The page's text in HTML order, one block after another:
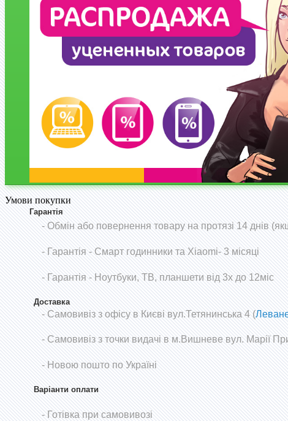
Умови покупки
Гарантія
- Обмін або повернення товару на протязі 14 днів
-Гарантія - Смарт годинники та Xiaomi- 3 місяці
- Гарантія - Ноутбуки, ТВ, планшети від 3х до 12міс
Доставка
- Самовивіз з офісу в Києві вул.Тетянинська 4 (
- Самовивіз з точки видачі в м.Вишневе вул. Марії
- Новою пошто по Україні
Варіанти оплати
- Готівка при самовивозі